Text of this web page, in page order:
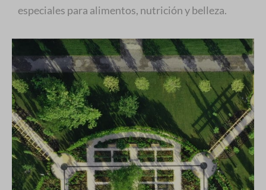
especiales para alimentos, nutrición y belleza.